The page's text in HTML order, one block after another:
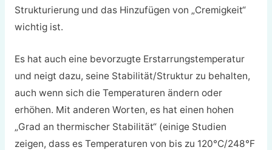
Strukturierung und das Hinzufügen von „Cremigkeit“
wichtig ist.
Es hat auch eine bevorzugte Erstarrungstemperatur
und neigt dazu, seine Stabilität/Struktur zu behalten,
auch wenn sich die Temperaturen ändern oder
erhöhen. Mit anderen Worten, es hat einen hohen
„Grad an thermischer Stabilität“ (einige Studien
zeigen, dass es Temperaturen von bis zu 120°C/248°F